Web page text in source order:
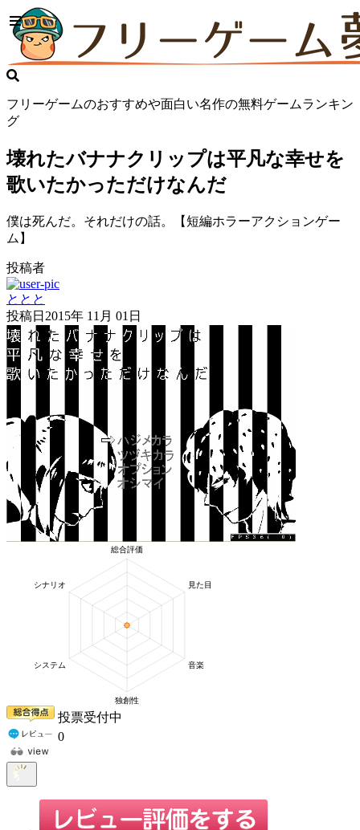
フリーゲームのおすすめや面白い名作の無料ゲームランキン
グ
壊れたバナナクリップは平凡な幸せを
歌いたかっただけなんだ
僕は死んだ。それだけの話。【短編ホラーアクションゲー
ム】
投稿者
ととと
投稿日 2015年 11月 01日
投票受付中
0